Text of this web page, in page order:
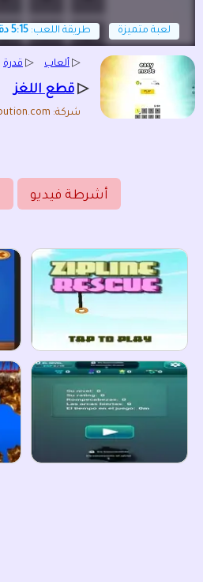
لعبة متميزة طريقة اللعب: 5:15 دقائق
▷ ألعاب ▷ قدرة
▷ قطع اللغز
شركة: gamedistribution.com
أشرطة فيديو